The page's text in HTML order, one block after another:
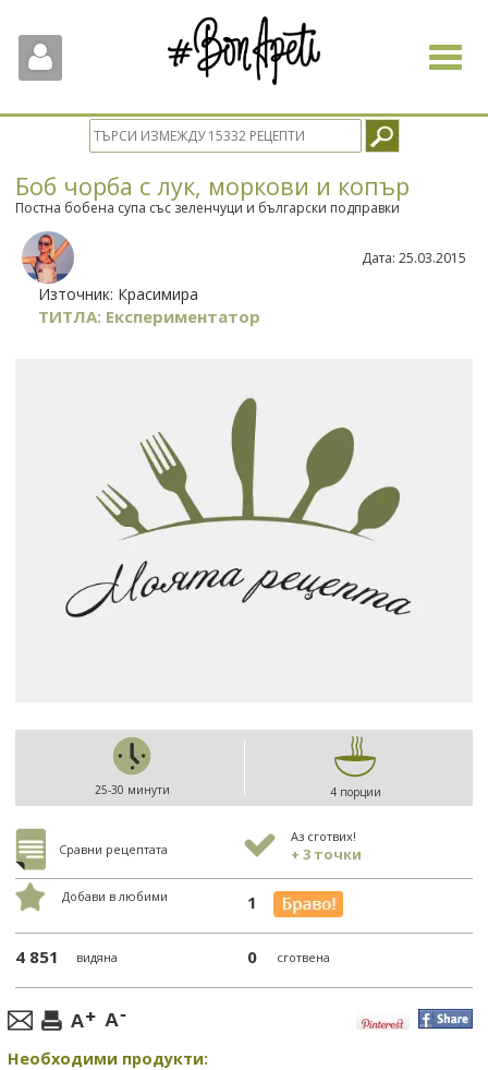
Toggle
Боб чорба с лук, моркови и копър
Постна бобена супа със зеленчуци и български подправки
Източник: Красимира
ТИТЛА: Експериментатор
Дата: 25.03.2015
25-30 минути 4 порции
Сравни рецептата
Аз сготвих!
+ 3 точки
Добави в любими 1
4 851 видяна 0 сготвена
Необходими продукти: